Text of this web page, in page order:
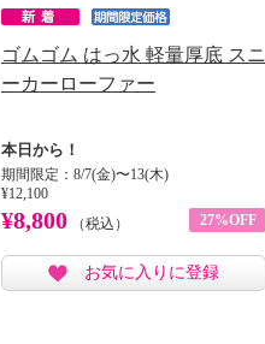
ゴムゴム はっ水 軽量厚底 スニ
ーカーローファー
本日から！
期間限定：8/7(金)〜13(木)
¥12,100
¥8,800 （税込） 27%OFF
お気に入りに登録